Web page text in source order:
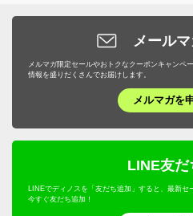
メール
メルマガ限定セールやおトクなクーポンキャンペ
情報を盛りだくさんでお届けします。
メルマガを
LINE友だ
LINEでディノスを「友だち追加」すると、最新セ
今すぐ友だち追加！